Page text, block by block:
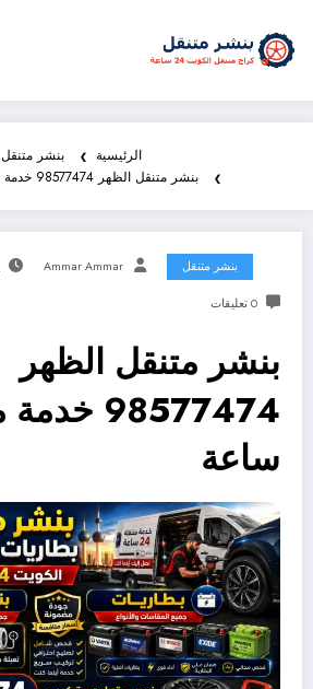
الرئيسية
بنشر متنقل
بنشر متنقل الظهر 98577474 خدمة متنقلة 24 ساعة
بنشر متنقل Ammar Ammar
0 تعليقات
بنشر متنقل الظهر
ساعة